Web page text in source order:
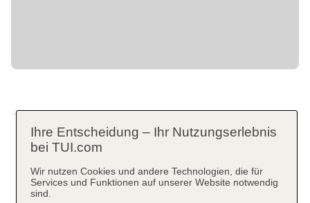
Ihre Entscheidung – Ihr Nutzungserlebnis
bei TUI.com
Wir nutzen Cookies und andere Technologien, die für
Services und Funktionen auf unserer Website notwendig
sind.